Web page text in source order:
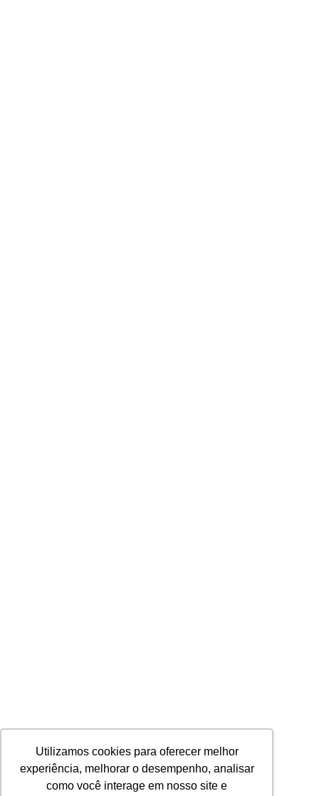
Utilizamos cookies para oferecer melhor
experiência, melhorar o desempenho, analisar
como você interage em nosso site e